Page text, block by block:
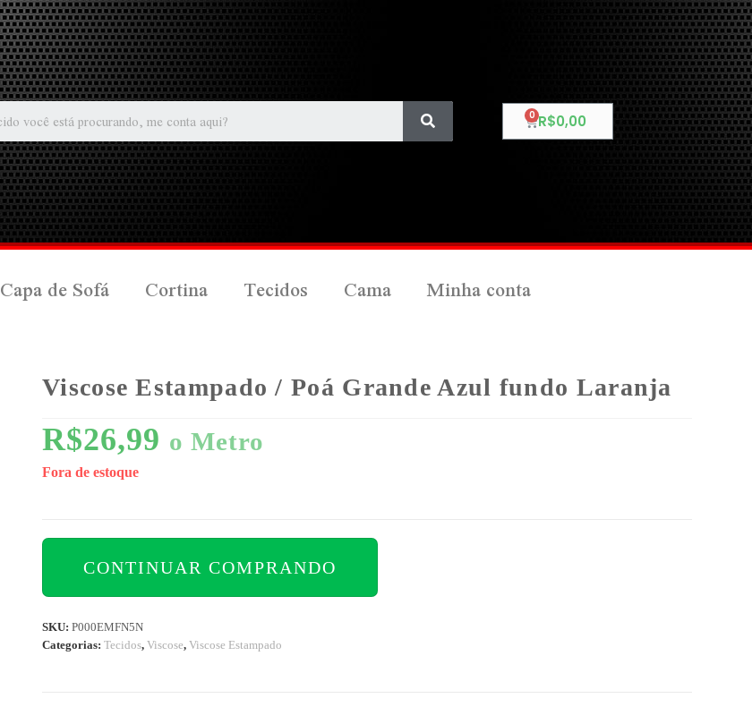
R$0,00
Capa de Sofá Cortina Tecidos Cama Minha conta
Viscose Estampado / Poá Grande Azul fundo Laranja
R$26,99 o Metro
Fora de estoque
CONTINUAR COMPRANDO
SKU:P000EMFN5N
Categorias:Tecidos,Viscose,Viscose Estampado